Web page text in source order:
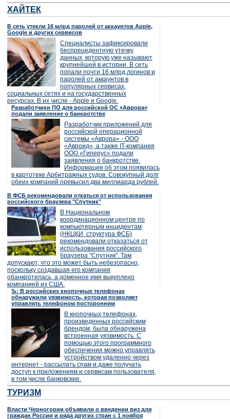
ХАЙТЕК
В сеть утекли 16 млрд паролей от аккаунтов Apple,
Google и других сервисов
Специалисты зафиксировали
беспрецедентную утечку
данных, которую уже называют
крупнейшей в истории. В сеть
попали почти 16 млрд логинов и
паролей от аккаунтов в
популярных сервисах,
социальных сетях и на государственных
ресурсах. В их числе - Apple и Google.
Разработчики ПО для российской ОС «Аврора»
подали заявление о банкротстве
Разработчик приложений для
российской операционной
системы «Аврора» - ООО
«Авроид», а также IT-компания
ООО «Гиперус» подали
заявления о банкротстве.
Информация об этом появилась
в картотеке Арбитражных судов. Совокупный долг
обеих компаний превысил два миллиарда рублей.
В ФСБ рекомендовали откаться от использования
российского браузера "Спутник"
В Национальном
координационном центре по
компьютерным инцидентам
(НКЦКИ, структура ФСБ)
рекомендовали отказаться от
использования российского
браузера "Спутник". Там
допускают, что это может быть небезопасно,
поскольку создавшая его компания
обанкротилась, а доменное имя выкуплено
компанией из США.
Ъ: В российских кнопочных телефонах
обнаружили уязвимость, которая позволяет
управлять телефоном посторонним
В кнопочных телефонах,
произведенных российским
брендом, была обнаружена
встроенная уязвимость. С
помощью этого программного
обеспечения можно управлять
устройством удаленно через
интернет - рассылать спам и даже получать
доступ к приложениям и сервисам пользователя,
в том числе банковские.
ТУРИЗМ
Власти Черногории объявили о введении виз для
граждан России и ряда других стран с 1 ноября